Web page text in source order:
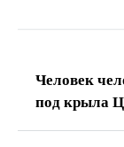
Человек
под крыла